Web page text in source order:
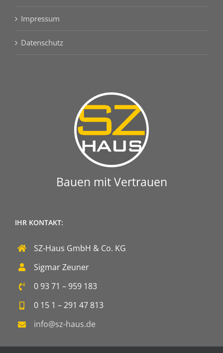
Impressum
Datenschutz
Bauen mit Vertrauen
IHR KONTAKT:
SZ-Haus GmbH & Co. KG
Sigmar Zeuner
0 93 71 – 959 183
0 15 1 – 291 47 813
info@sz-haus.de